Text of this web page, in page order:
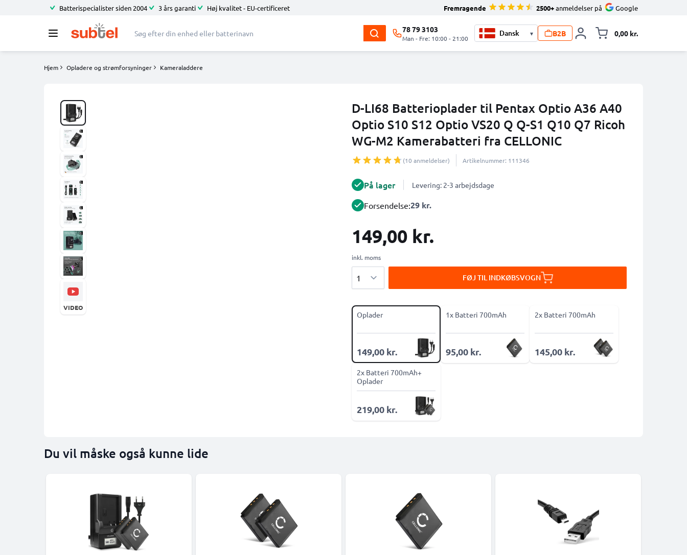
Batterispecialister siden 2004 3 års garanti Høj kvalitet - EU-certificeret Fremragende 2500+anmeldelser på Google
78 79 3103
Man - Fre: 10:00 - 21:00
▾ B2B 0,00 kr.
Hjem Opladere og strømforsyninger Kameraladdere
D-LI68 Batterioplader til Pentax Optio A36 A40
Optio S10 S12 Optio VS20 Q Q-S1 Q10 Q7 Ricoh
WG-M2 Kamerabatteri fra CELLONIC
(10 anmeldelser) Artikelnummer: 111346
VIDEO
På lager Levering: 2-3 arbejdsdage
Forsendelse:29 kr.
149,00 kr.
inkl. moms
FØJ TIL INDKØBSVOGN
Oplader
149,00 kr.
1x Batteri 700mAh
95,00 kr.
2x Batteri 700mAh
145,00 kr.
2x Batteri 700mAh+
Oplader
219,00 kr.
Du vil måske også kunne lide